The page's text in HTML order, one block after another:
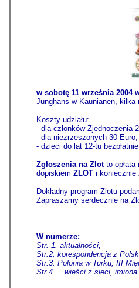
w sobotę 11 września 2004
Junghans w Kaunianen,
Koszty udziału:
- dla członków Zjednoczenia
- dla niezrzeszonych 30 Euro,
- dzieci do lat 12-tu
Zgłoszenia na Zlotto opłata
dopiskiem ZLOT i koniecznie
Dokładny program Zlotu
Zapraszamy serdecznie na
W numerze:
Str. 1. aktualności,
Str.2. korespondencja z
Str.3. Polonia w Turku, III
Str.4. ...wieści z sieci,